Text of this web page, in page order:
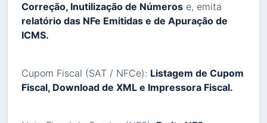
Correção, Inutilização de Números e, emita
relatório das NFe Emitidas e de Apuração de
ICMS.
Cupom Fiscal (SAT / NFCe): Listagem de Cupom
Fiscal, Download de XML e Impressora Fiscal.